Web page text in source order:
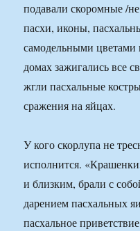
подавали скоромные /
пасхи, иконы,
самодельными цветами
домах зажигались все
жгли пасхальные
сражения на яйцах.
У кого скорлупа не
исполнится.
и близким, брали с
дарением пасхальных
пасхальное